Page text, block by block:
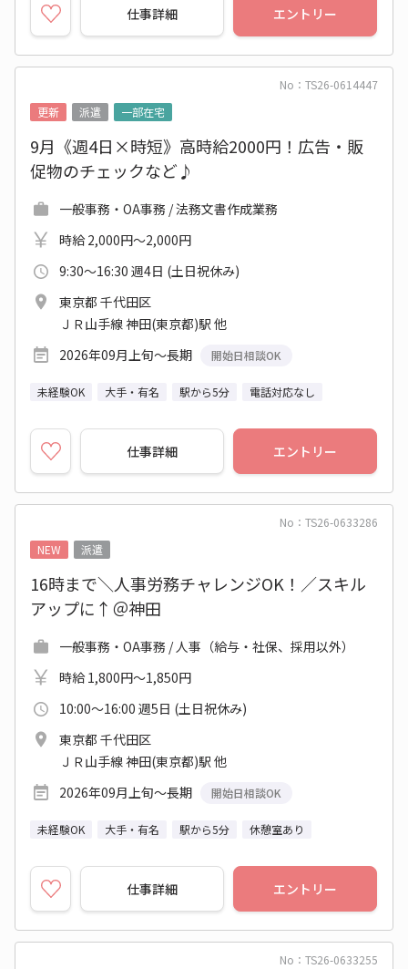
仕事詳細 エントリー
No：TS26-0614447
更新
派遣 一部在宅
9月《週4日×時短》高時給2000円！広告・販
促物のチェックなど♪
一般事務・OA事務 / 法務文書作成業務
時給 2,000円～2,000円
9:30～16:30 週4日 (土日祝休み)
東京都 千代田区
ＪＲ山手線 神田(東京都)駅 他
2026年09月上旬～長期
開始日相談OK
未経験OK 大手・有名 駅から5分 電話対応なし
仕事詳細 エントリー
No：TS26-0633286
NEW
派遣
16時まで＼人事労務チャレンジOK！／スキル
アップに↑＠神田
一般事務・OA事務 / 人事（給与・社保、採用以外）
時給 1,800円～1,850円
10:00～16:00 週5日 (土日祝休み)
東京都 千代田区
ＪＲ山手線 神田(東京都)駅 他
2026年09月上旬～長期
開始日相談OK
未経験OK 大手・有名 駅から5分 休憩室あり
仕事詳細 エントリー
No：TS26-0633255